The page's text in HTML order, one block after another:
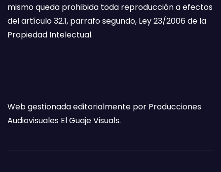
mismo queda prohibida toda reproducción a efectos
del artículo 32.1, parrafo segundo, Ley 23/2006 de la
Propiedad Intelectual.
Web gestionada editorialmente por Producciones
Audiovisuales El Guaje Visuals.